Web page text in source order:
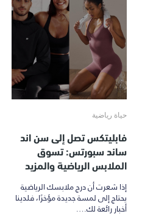
حياة رياضية
فابليتكس تصل إلى سن اند
ساند سبورتس: تسوق
الملابس الرياضية والمزيد
إذا شعرت أن درج ملابسك الرياضية
يحتاج إلى لمسة جديدة مؤخرًا، فلدينا
أخبار رائعة لك….